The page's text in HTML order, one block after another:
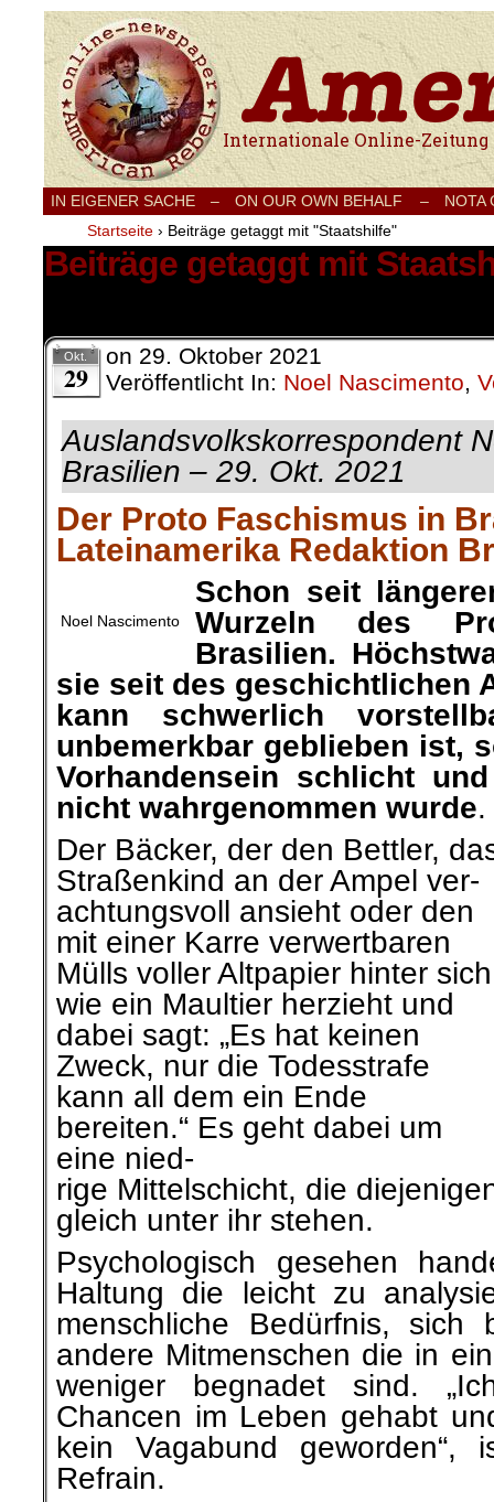
Internationale Onlinezeitung für Frieden,
IN EIGENER SACHE – ON OUR OWN BEHALF –
NOTA
Startseite › Beiträge getaggt mit "Staatshilfe"
Beiträge getaggt mit
Okt.
29
on 29. Oktober 2021
Veröffentlicht In: Noel Nascimento,
Auslandsvolkskorrespondent
Brasilien – 29. Okt. 2021
Der Proto Faschismus in
Lateinamerika Redaktion
Noel Nascimento
Schon seit
Wurzeln des
Brasilien.
sie seit des geschichtlichen
kann schwerlich
unbemerkbar geblieben ist,
Vorhandensein schlicht
nicht wahrgenommen wurde.
Der Bäcker, der den Bettler,
Straßenkind an der Ampel ver-
achtungsvoll ansieht oder den
mit einer Karre verwertbaren
Mülls voller Altpapier hinter sich
wie ein Maultier herzieht und
dabei sagt: „Es hat keinen
Zweck, nur die Todesstrafe
kann all dem ein Ende
bereiten.“ Es geht dabei um
eine nied-
rige Mittelschicht, die
gleich unter ihr stehen.
Psychologisch gesehen
Haltung die leicht zu
menschliche Bedürfnis, sich
andere Mitmenschen die in
weniger begnadet sind.
Chancen im Leben gehabt
kein Vagabund geworden“,
Refrain.